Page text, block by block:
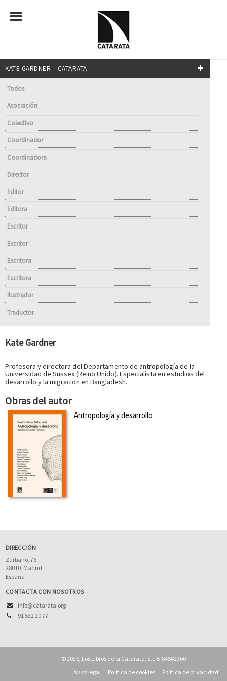
KATE GARDNER – CATARATA
Todos
Asociación
Colectivo
Coordinador
Coordinadora
Director
Editor
Editora
Escritor
Escritor
Escritora
Escritora
Ilustrador
Traductor
Kate Gardner
Profesora y directora del Departamento de antropología de la
Universidad de Sussex (Reino Unido). Especialista en estudios del
desarrollo y la migración en Bangladesh.
Obras del autor
Antropología y desarrollo
DIRECCIÓN
Zurbano, 76
28010 Madrid
España
CONTACTA CON NOSOTROS
info@catarata.org
91 532 20 77
© 2026, Los Libros de la Catarata, S.L B-84582360
Aviso legal
Política de cookies Política de privacidad